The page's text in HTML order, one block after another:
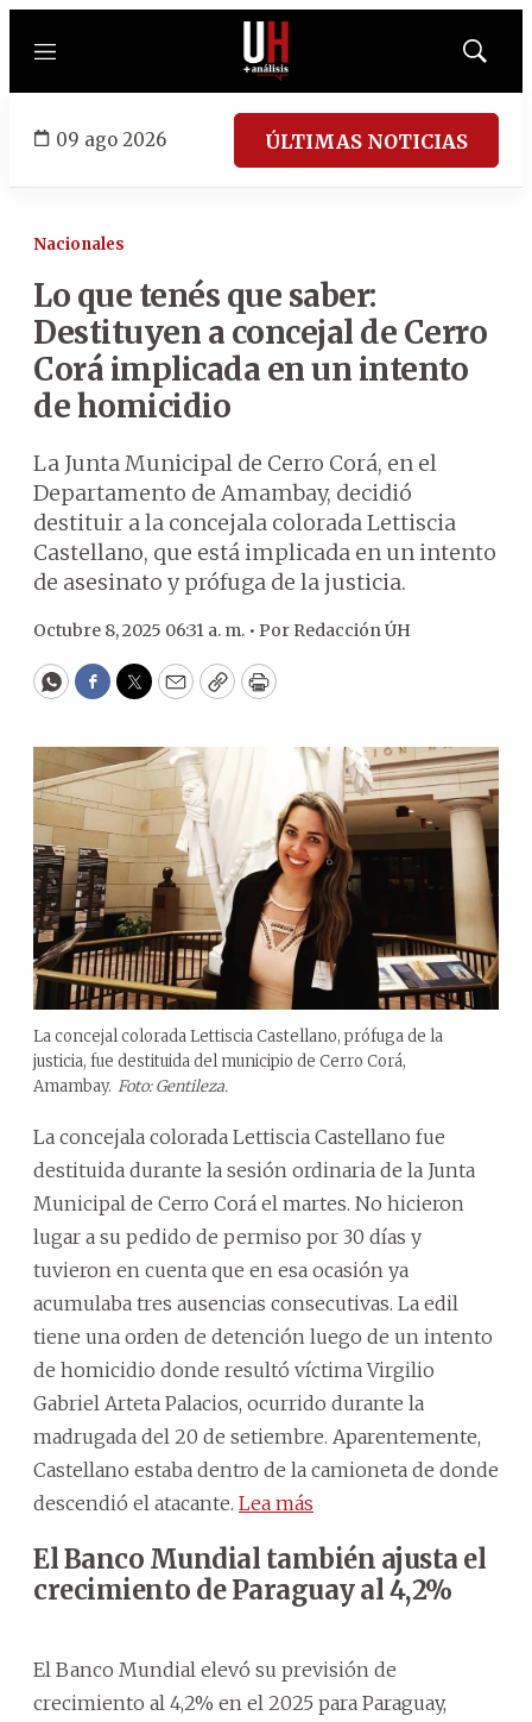
Menú
Mostrar
09 ago 2026 ÚLTIMAS NOTICIAS
Nacionales
Lo que tenés que saber:
Destituyen a concejal de Cerro
Corá implicada en un intento
de homicidio
La Junta Municipal de Cerro Corá, en el
Departamento de Amambay, decidió
destituir a la concejala colorada Lettiscia
Castellano, que está implicada en un intento
de asesinato y prófuga de la justicia.
Octubre 8, 2025 06:31 a. m. • Por Redacción ÚH
WhatsApp
Facebook
Twitter
EmailCopyPrint
La concejal colorada Lettiscia Castellano, prófuga de la
justicia, fue destituida del municipio de Cerro Corá,
Amambay. Foto: Gentileza.
La concejala colorada Lettiscia Castellano fue
destituida durante la sesión ordinaria de la Junta
Municipal de Cerro Corá el martes. No hicieron
lugar a su pedido de permiso por 30 días y
tuvieron en cuenta que en esa ocasión ya
acumulaba tres ausencias consecutivas. La edil
tiene una orden de detención luego de un intento
de homicidio donde resultó víctima Virgilio
Gabriel Arteta Palacios, ocurrido durante la
madrugada del 20 de setiembre. Aparentemente,
Castellano estaba dentro de la camioneta de donde
descendió el atacante. Lea más
El Banco Mundial también ajusta el
crecimiento de Paraguay al 4,2%
El Banco Mundial elevó su previsión de
crecimiento al 4,2% en el 2025 para Paraguay,